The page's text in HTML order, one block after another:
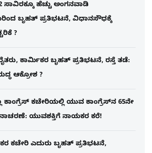
ಸಾವಿರಕ್ಕೂ ಹೆಚ್ಚು ಅಂಗನವಾಡಿ
ಬೃಹತ್ ಪ್ರತಿಭಟನೆ, ವಿಧಾನಸೌಧಕ್ಕೆ
?
ಕಾರ್ಮಿಕರ ಬೃಹತ್ ಪ್ರತಿಭಟನೆ, ರಸ್ತೆ ತಡೆ:
ಆಕ್ರೋಶ ?
ಕಾಂಗ್ರೆಸ್ ಕಚೇರಿಯಲ್ಲಿ ಯುವ ಕಾಂಗ್ರೆಸ್‌ನ 65ನೇ
ಯುವಶಕ್ತಿಗೆ ನಾಯಕರ ಕರೆ!
ಕಚೇರಿ ಎದುರು ಬೃಹತ್ ಪ್ರತಿಭಟನೆ,